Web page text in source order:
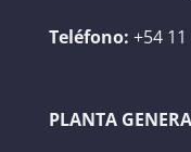
Teléfono: +54
PLANTA